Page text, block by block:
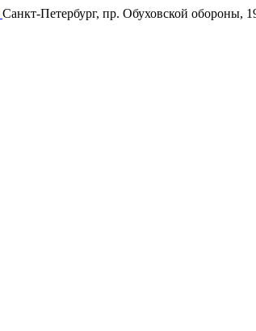
Санкт-Петербург, пр. Обуховской обороны,